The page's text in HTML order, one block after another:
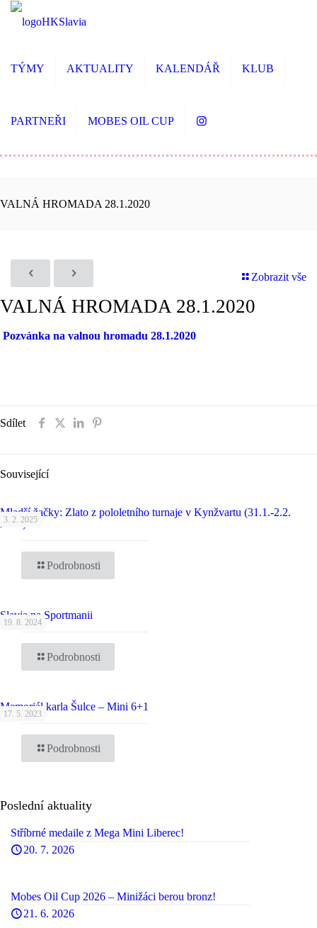
TÝMY AKTUALITY KALENDÁŘ KLUB
PARTNEŘI MOBES OIL CUP
VALNÁ HROMADA 28.1.2020
Zobrazit vše
VALNÁ HROMADA 28.1.2020
Pozvánka na valnou hromadu 28.1.2020
Sdílet
Související
3. 2. 2025
Mladší žačky: Zlato z pololetního turnaje v Kynžvartu (31.1.-2.2.
2025)
Podrobnosti
19. 8. 2024
Slavia na Sportmanii
Podrobnosti
17. 5. 2023
Memoriál karla Šulce – Mini 6+1
Podrobnosti
Poslední aktuality
Stříbrné medaile z Mega Mini Liberec!
20. 7. 2026
Mobes Oil Cup 2026 – Minižáci berou bronz!
21. 6. 2026